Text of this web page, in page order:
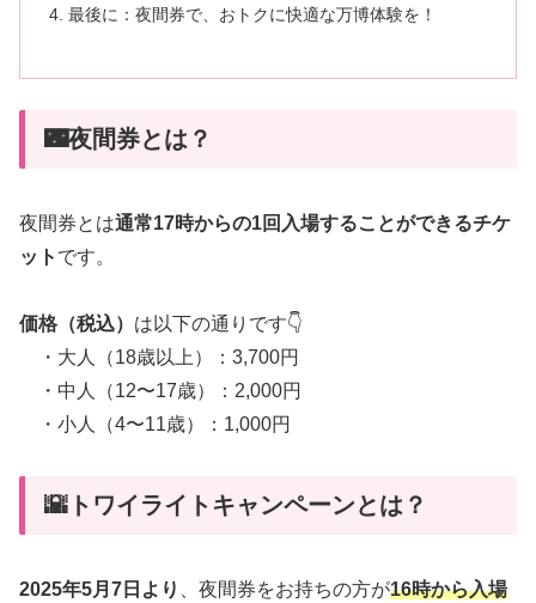
最後に：夜間券で、おトクに快適な万博体験を！
🌃夜間券とは？
夜間券とは通常17時からの1回入場することができるチケ
ット です。
価格（税込） は以下の通りです👇
・大人（18歳以上）：3,700円
・中人（12〜17歳）：2,000円
・小人（4〜11歳）：1,000円
🌇トワイライトキャンペーンとは？
2025年5月7日より 、夜間券をお持ちの方が16時から入場